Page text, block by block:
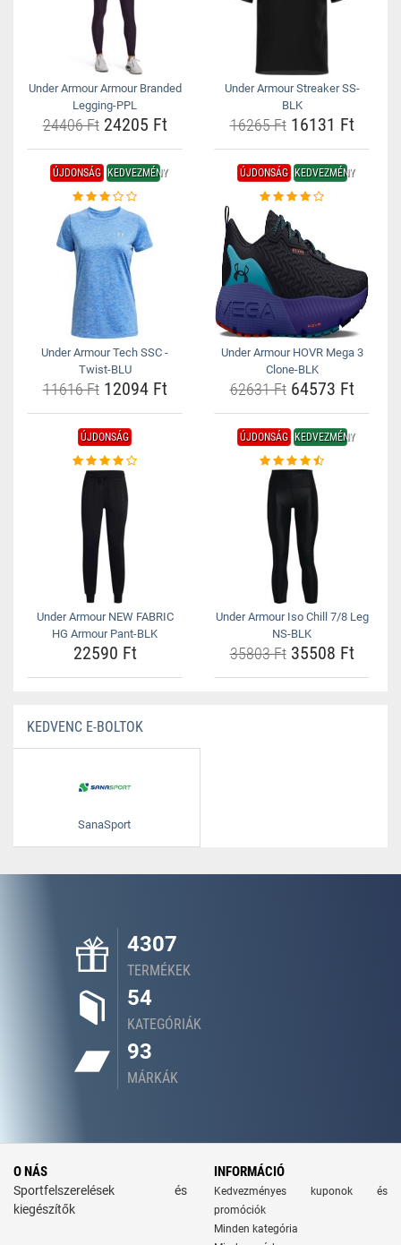
Under Armour Armour Branded
Legging-PPL
24406 Ft24205 Ft
Under Armour Streaker SS-
BLK
16265 Ft16131 Ft
ÚJDONSÁG KEDVEZMÉNY
Under Armour Tech SSC -
Twist-BLU
11616 Ft12094 Ft
ÚJDONSÁG KEDVEZMÉNY
Under Armour HOVR Mega 3
Clone-BLK
62631 Ft64573 Ft
ÚJDONSÁG
Under Armour NEW FABRIC
HG Armour Pant-BLK
22590 Ft
ÚJDONSÁG KEDVEZMÉNY
Under Armour Iso Chill 7/8 Leg
NS-BLK
35803 Ft35508 Ft
KEDVENC E-BOLTOK
SanaSport
4307
TERMÉKEK
54
KATEGÓRIÁK
93
MÁRKÁK
O NÁS
Sportfelszerelések és
kiegészítők
INFORMÁCIÓ
Kedvezményes kuponok és
promóciók
Minden kategória